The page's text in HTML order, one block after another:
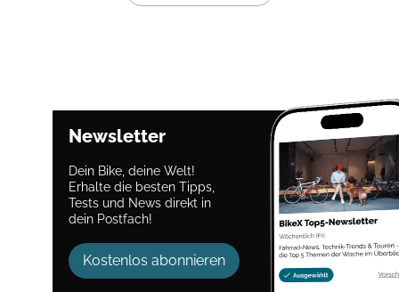
Newsletter
Dein Bike, deine Welt!
Erhalte die besten Tipps,
Tests und News direkt in
dein Postfach!
Kostenlos abonnieren